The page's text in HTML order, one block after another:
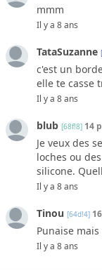
mmm
Il y a 8 ans
TataSuzanne
c'est un
elle te casse
Il y a 8 ans
blub [68f!8] 14
Je veux des
loches ou
silicone.
Il y a 8 ans
Tinou [64d!4]
Punaise
Il y a 8 ans